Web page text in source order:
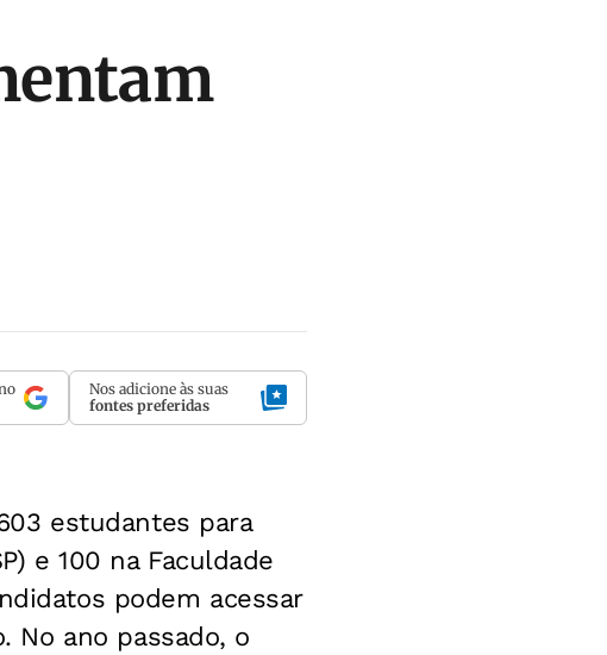
Nos adicione às suas
fontes preferidas
estudantes para
e 100 na Faculdade
podem acessar
No ano passado, o